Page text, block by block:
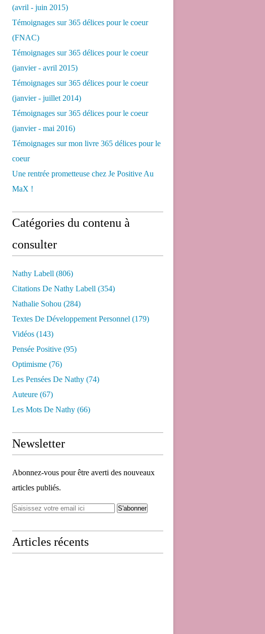
(avril - juin 2015)
Témoignages sur 365 délices pour le coeur
(FNAC)
Témoignages sur 365 délices pour le coeur
(janvier - avril 2015)
Témoignages sur 365 délices pour le coeur
(janvier - juillet 2014)
Témoignages sur 365 délices pour le coeur
(janvier - mai 2016)
Témoignages sur mon livre 365 délices pour le
coeur
Une rentrée prometteuse chez Je Positive Au
MaX !
Catégories du contenu à
consulter
Nathy Labell (806)
Citations De Nathy Labell (354)
Nathalie Sohou (284)
Textes De Développement Personnel (179)
Vidéos (143)
Pensée Positive (95)
Optimisme (76)
Les Pensées De Nathy (74)
Auteure (67)
Les Mots De Nathy (66)
Newsletter
Abonnez-vous pour être averti des nouveaux
articles publiés.
Articles récents